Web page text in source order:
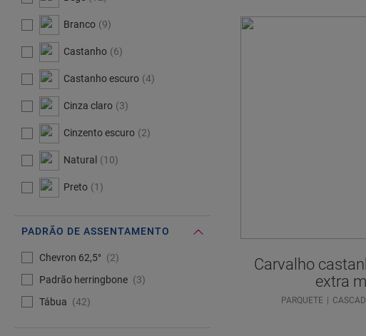
Branco 9
Castanho 6
Castanho escuro 4
Cinza claro 3
Cinzento escuro 2
Natural 10
Preto 1
PADRÃO DE ASSENTAMENTO
#Select#Padrão de assentamento
Chevron 62,5°
2
Padrão herringbone
3
Tábua
42
Carvalho
extra
PARQUETE